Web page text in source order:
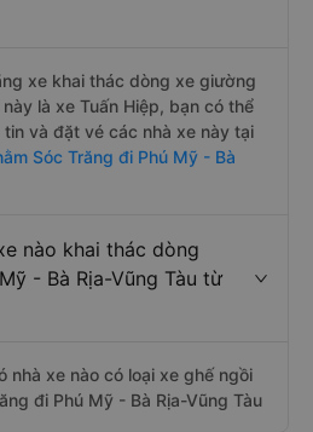
xe khai thác dòng xe giường
là xe Tuấn Hiệp, bạn có thể
và đặt vé các nhà xe này tại
Sóc Trăng đi Phú Mỹ - Bà
nào khai thác dòng
- Bà Rịa-Vũng Tàu từ
nhà xe nào có loại xe ghế ngồi
đi Phú Mỹ - Bà Rịa-Vũng Tàu